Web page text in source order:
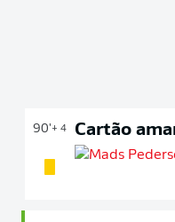
90'+ 4 Cartão